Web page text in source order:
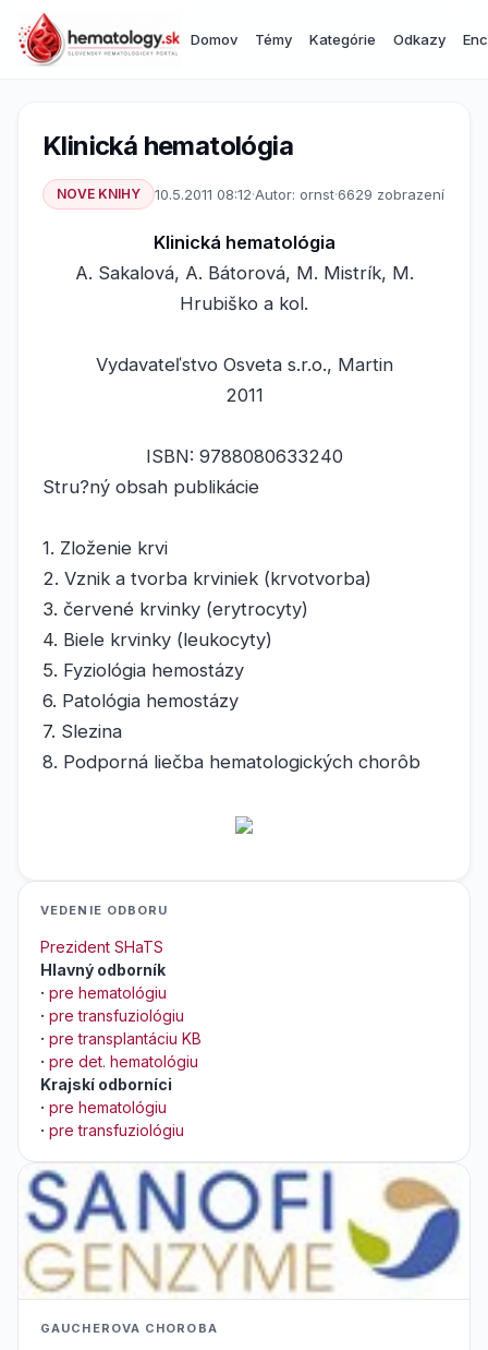
Domov Témy Kategórie Odkazy
Klinická hematológia
NOVE KNIHY 10.5.2011 08:12·Autor: ornst·6629 zobrazení
Klinická hematológia
A. Sakalová, A. Bátorová, M. Mistrík, M.
Hrubiško a kol.
Vydavateľstvo Osveta s.r.o., Martin
2011
ISBN: 9788080633240
Stru?ný obsah publikácie
1. Zloženie krvi
2. Vznik a tvorba krviniek (krvo­­tvor­ba)
3. červené krvinky (erytrocyty)
4. Biele krvinky (leukocyty)
5. Fyziológia hemostázy
6. Patológia hemostázy
7. Slezina
8. Podporná liečba hematolo­gic­kých chorôb
VEDENIE ODBORU
Prezident SHaTS
Hlavný odborník
· pre hematológiu
· pre transfuziológiu
· pre transplantáciu KB
· pre det. hematológiu
Krajskí odborníci
· pre hematológiu
· pre transfuziológiu
GAUCHEROVA CHOROBA